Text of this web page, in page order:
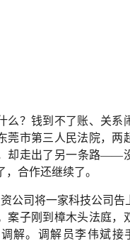
么？钱到不了账、关系
莞市第三人民法院，两
却走出了另一条路——
，合作还继续了。
公司将一家科技公司告
案子刚到樟木头法庭，
解。调解员李伟斌接